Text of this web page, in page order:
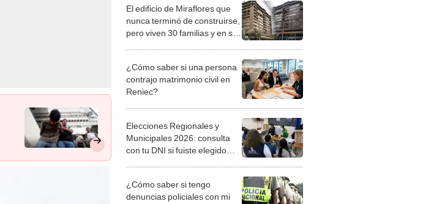
El edificio de Miraflores que
nunca terminó de construirse,
pero viven 30 familias y en su
¿Cómo saber si una persona
contrajo matrimonio civil en
Reniec?
Elecciones Regionales y
Municipales 2026: consulta
con tu DNI si fuiste elegido
la ONPE
¿Cómo saber si tengo
denuncias policiales con mi